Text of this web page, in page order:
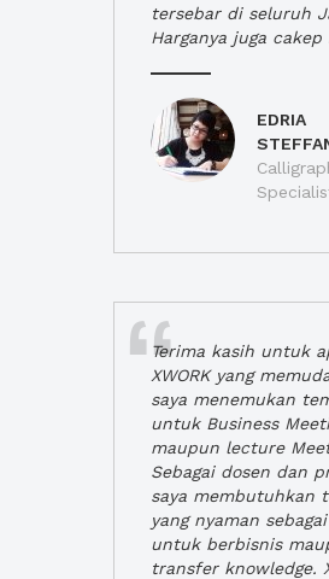
tersebar di seluruh
Harganya juga cakep
EDRIA
Terima kasih untuk
XWORK yang
saya menemukan
untuk Business
maupun lecture
Sebagai dosen dan
saya membutuhkan
yang nyaman
untuk berbisnis
transfer knowledge.